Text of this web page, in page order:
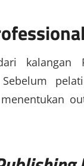
kalangan